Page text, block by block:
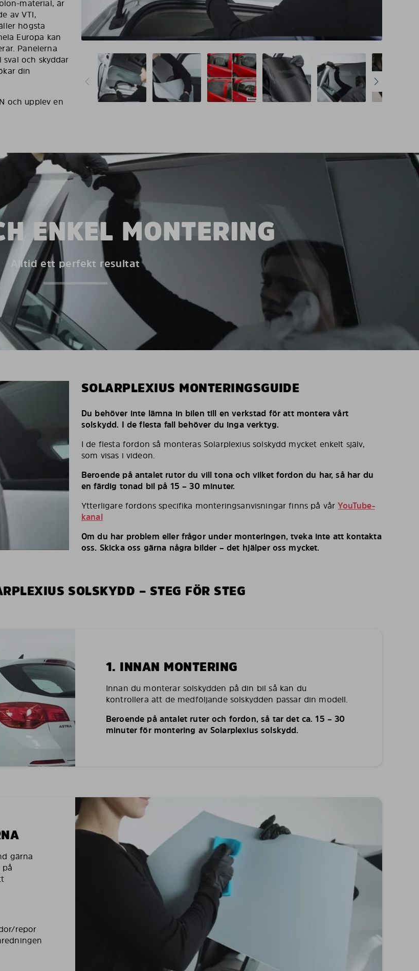
material, är
av VTI,
högsta
Europa kan
Panelerna
och skyddar
din
och upplev en
ENKEL MONTERING
Alltid ett perfekt resultat
SOLARPLEXIUS MONTERINGSGUIDE
Du behöver inte lämna in bilen till en verkstad för att montera vårt
solskydd. I de flesta fall behöver du inga verktyg.
I de flesta fordon så monteras Solarplexius solskydd mycket enkelt själv,
som visas i videon.
Beroende på antalet rutor du vill tona och vilket fordon du har, så har du
en färdig tonad bil på 15 – 30 minuter.
Ytterligare fordons specifika monteringsanvisningar finns på vårYouTube-
kanal
Om du har problem eller frågor under monteringen, tveka inte att kontakta
oss. Skicka oss gärna några bilder – det hjälper oss mycket.
SOLSKYDD – STEG FÖR STEG
1. INNAN MONTERING
Innan du monterar solskydden på din bil så kan du
kontrollera att de medföljande solskydden passar din modell.
Beroende på antalet ruter och fordon, så tar det ca. 15 – 30
minuter för montering av Solarplexius solskydd.
gärna
repor